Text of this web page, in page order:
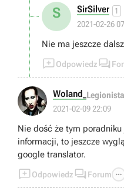
S SirSilver 1
2021-02-26
Nie ma jeszcze
Odpowiedz 
Woland_ Legionista
2021-02-09 22:09
Nie dość że tym
informacji, to jeszcze
google translator.
Odpowiedz  Forum 